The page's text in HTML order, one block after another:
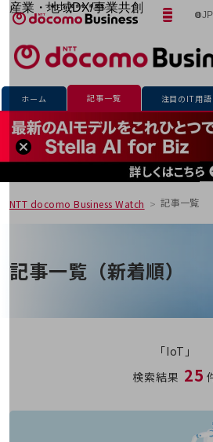
産業・地域DX/事業共創
OPEN HUB for Plural Futures
自律・分散・協調型社会の実現を目指し、
「社会可能性」を探究・実装する事業共創エコ
OPEN HUB for Plural Futuresとは
イベント/ウェビナー
記事コンテンツ
プレイヤー(カタリスト/パートナー企業)
事例
Smart World
産業・地域DXプラットフォーマーとして
企業と地域が持続成長する社会を目指します
Smart City
Smart Education
Smart Mobility
Smart Worksite
地域経済のさらなる活性化に取り組みます
自治体・地域社会との共創
LGPF(Local Government Platform)
JP
サイト内検索
開く
メニュー
開く
フリーワードを入力して探す
フリーワードでNTTドコモビジネスの
ホーム 記事一覧 注目のIT用語
NTT docomo Business Watch 記事一覧
記事一覧（新着順）
「IoT」
検索結果 25